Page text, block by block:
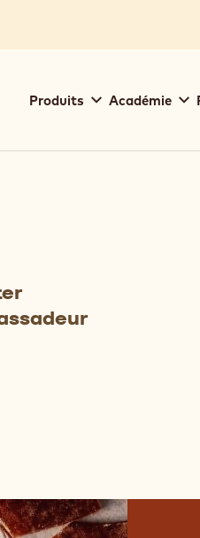
navigation
Produits Académie